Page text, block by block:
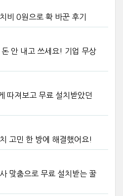
비 0원으로 확 바꾼 후기
안 내고 쓰세요! 기업 무상
따져보고 무료 설치받았던
고민 한 방에 해결했어요!
맞춤으로 무료 설치받는 꿀